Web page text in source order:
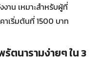
าน เหมาะสำหรับผู้ที่
เริ่มต้นที่ 1500 บาท
นารามง่ายๆ ใน 3